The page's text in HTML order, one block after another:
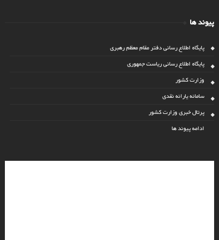
پیوند ها
پایگاه اطلاع رسانی دفتر مقام معظم رهبری
پایگاه اطلاع رسانی ریاست جمهوری
وزارت کشور
سامانه یارانه نقدی
پرتال خبری وزارت کشور
ادامه پیوند ها